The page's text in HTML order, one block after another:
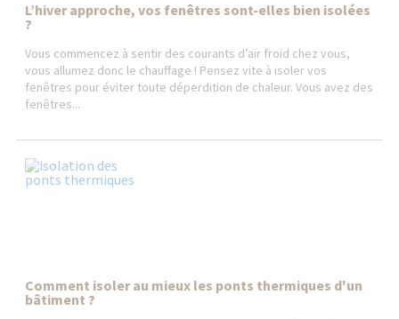
L’hiver approche, vos fenêtres sont-elles bien isolées
?
Vous commencez à sentir des courants d’air froid chez vous,
vous allumez donc le chauffage ! Pensez vite à isoler vos
fenêtres pour éviter toute déperdition de chaleur. Vous avez des
fenêtres...
Comment isoler au mieux les ponts thermiques d'un
bâtiment ?